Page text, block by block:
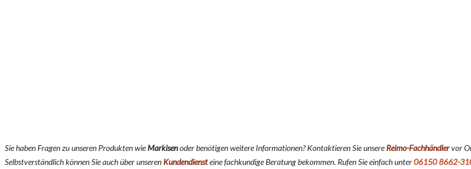
Sie haben Fragen zu unseren Produkten wieMarkisenoder benötigen weitere Informationen? Kontaktieren Sie unsereReimo-Fachhändlervor
Selbstverständlich können Sie auch über unseren Kundendiensteine fachkundige Beratung bekommen. Rufen Sie einfach unter06150 8662-